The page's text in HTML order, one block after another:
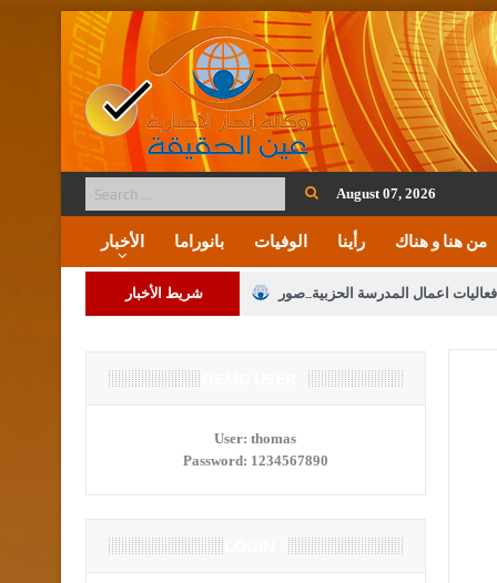
August 07, 2026
الأخبار بانوراما الوفيات رأينا من هنا و هناك
شريط الأخبار اعمال المدرسة الحزبية..صور
تعديل قانون الملكية العقارية
فريحات.. مبارك ومزيدا من التوفيق
User: thomas
Password: 1234567890